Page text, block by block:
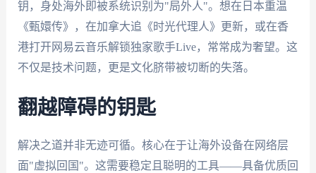
钥，身处海外即被系统识别为"局外人"。想在日本重温
《甄嬛传》，在加拿大追《时光代理人》更新，或在香
港打开网易云音乐解锁独家歌手Live，常常成为奢望。这
不仅是技术问题，更是文化脐带被切断的失落。
翻越障碍的钥匙
解决之道并非无迹可循。核心在于让海外设备在网络层
面"虚拟回国"。这需要稳定且聪明的工具——具备优质回